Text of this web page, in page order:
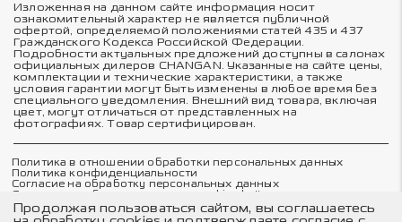
Изложенная на данном сайте информация носит
ознакомительный характер не является публичной
офертой, определяемой положениями статей 435 и 437
Гражданского Кодекса Российской Федерации.
Подробности актуальных предложений доступны в салонах
официальных дилеров CHANGAN. Указанные на сайте цены,
комплектации и технические характеристики, а также
условия гарантии могут быть изменены в любое время без
специального уведомления. Внешний вид товара, включая
цвет, могут отличаться от представленных на
фотографиях. Товар сертифицирован.
Политика в отношении обработки персональных данных
Политика конфиденциальности
Согласие на обработку персональных данных
Соглашение об использовании cookie-файлов
Пользовательское соглашение
Согласие пользователя на осуществление рекламной
Продолжая пользоваться сайтом, вы соглашаетесь